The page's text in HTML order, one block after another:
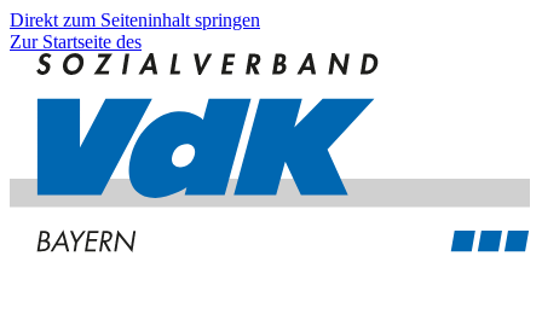
Direkt zum Seiteninhalt springen
Zur Startseite des